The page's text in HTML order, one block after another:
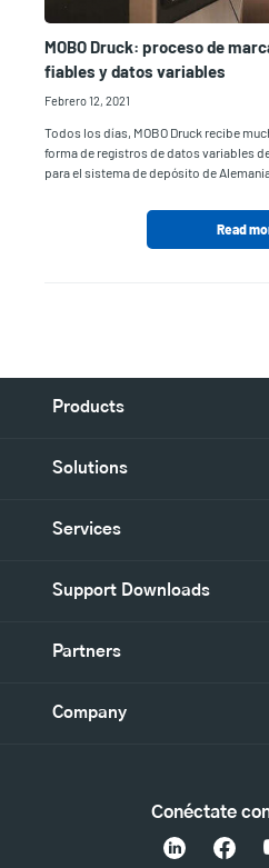
MOBO Druck: proceso de
fiables y datos variables
Febrero 12, 2021
Todos los días, MOBO Druck recibe
forma de registros de datos variables
para el sistema de depósito de
Read
Products
Solutions
Services
Support Downloads
Partners
Company
Conéctate